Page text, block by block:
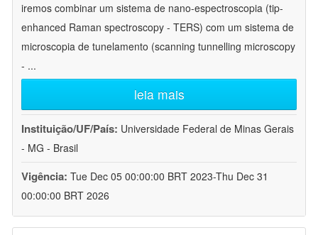
iremos combinar um sistema de nano-espectroscopia (tip-
enhanced Raman spectroscopy - TERS) com um sistema de
microscopia de tunelamento (scanning tunnelling microscopy
- ...
leia mais
Instituição/UF/País: Universidade Federal de Minas Gerais
- MG - Brasil
Vigência: Tue Dec 05 00:00:00 BRT 2023-Thu Dec 31
00:00:00 BRT 2026